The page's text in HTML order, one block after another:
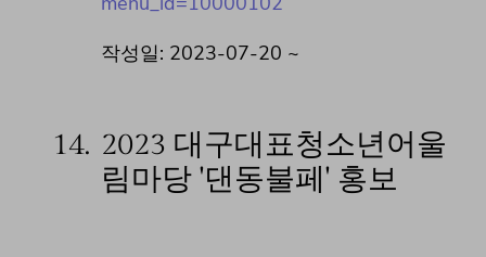
작성일: 2023-07-20 ~
14. 2023 대구대표청소년어울
림마당 '댄동불페' 홍보